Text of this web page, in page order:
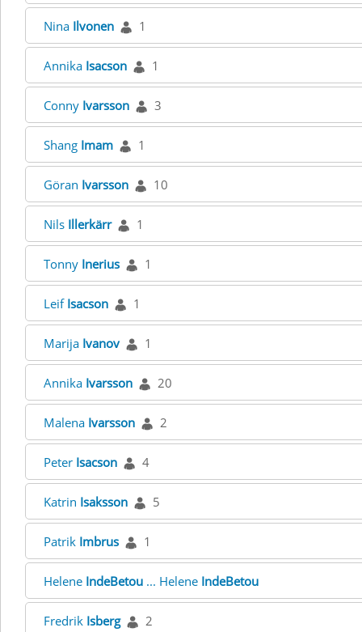
Nina Ilvonen 1
Annika Isacson 1
Conny Ivarsson 3
Shang Imam 1
Göran Ivarsson 10
Nils Illerkärr 1
Tonny Inerius 1
Leif Isacson 1
Marija Ivanov 1
Annika Ivarsson 20
Malena Ivarsson 2
Peter Isacson 4
Katrin Isaksson 5
Patrik Imbrus 1
Helene IndeBetou ... Helene IndeBetou
Fredrik Isberg 2